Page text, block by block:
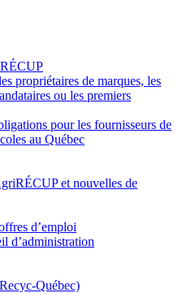
propriétaires de marques, les
ou les premiers
pour les fournisseurs de
au Québec
et nouvelles de
d’emploi
d’administration
Québec)